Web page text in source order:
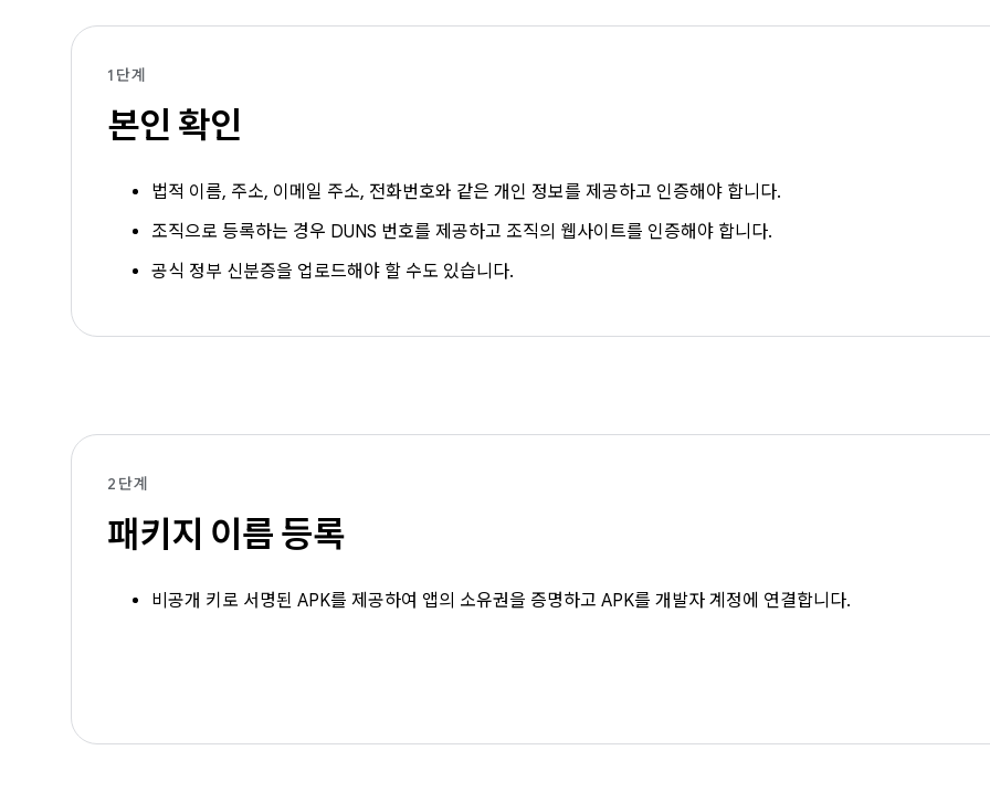
1단계
본인 확인
법적 이름, 주소, 이메일 주소, 전화번호와 같은 개인 정보를 제공하고 인증해야 합니다.
조직으로 등록하는 경우 DUNS 번호를 제공하고 조직의 웹사이트를 인증해야 합니다.
공식 정부 신분증을 업로드해야 할 수도 있습니다.
2단계
패키지 이름 등록
비공개 키로 서명된 APK를 제공하여 앱의 소유권을 증명하고 APK를 개발자 계정에 연결합니다.